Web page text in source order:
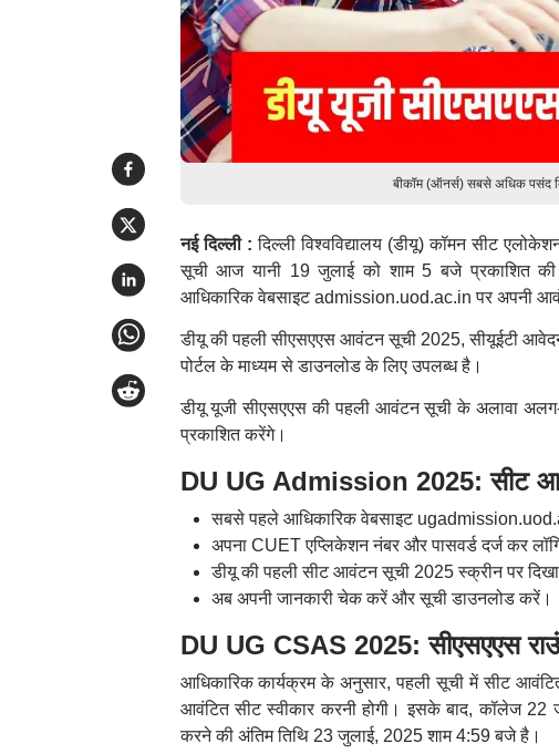
बीकॉम (ऑनर्स) सबसे अधिक पसंद
नई दिल्ली :दिल्ली विश्वविद्यालय (डीयू) कॉमन सीट
सूची आज यानी 19 जुलाई को शाम 5 बजे प्रकाशित की
आधिकारिक वेबसाइट admission.uod.ac.in पर अपनी
डीयू की पहली सीएसएएस आवंटन सूची 2025, सीयूईटी
पोर्टल के माध्यम से डाउनलोड के लिए उपलब्ध है।
डीयू यूजी सीएसएएस की पहली आवंटन सूची के अलावा
प्रकाशित करेंगे।
DU UG Admission 2025: सीट
सबसे पहले आधिकारिक वेबसाइट
अपना CUET एप्लिकेशन नंबर और पासवर्ड दर्ज कर
डीयू की पहली सीट आवंटन सूची 2025 स्क्रीन पर
अब अपनी जानकारी चेक करें और सूची डाउनलोड करें।
DU UG CSAS 2025: सीएसएएस
आधिकारिक कार्यक्रम के अनुसार, पहली सूची में सीट
आवंटित सीट स्वीकार करनी होगी। इसके बाद, कॉलेज
करने की अंतिम तिथि 23 जुलाई, 2025 शाम 4:59 बजे है।